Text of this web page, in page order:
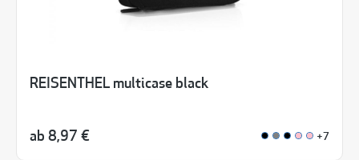
REISENTHEL multicase black
ab 8,97 € +7